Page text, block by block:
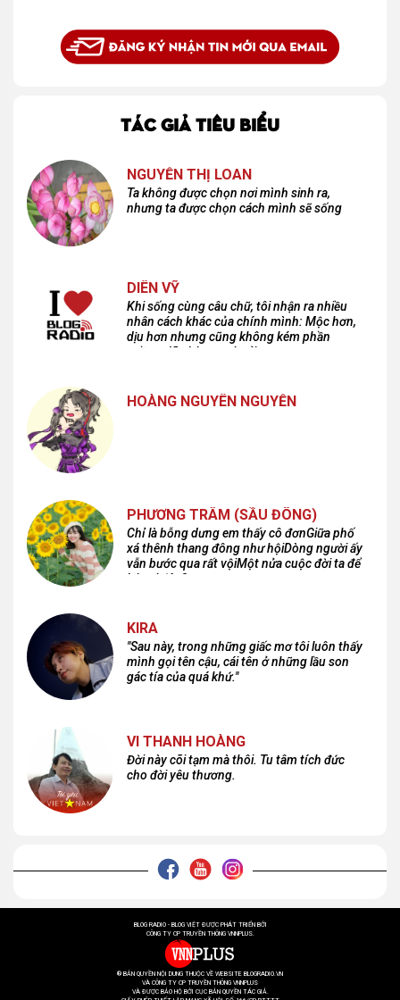
TÁC GIẢ TIÊU BIỂU
NGUYỄN THỊ LOAN
Ta không được chọn nơi mình sinh ra,
nhưng ta được chọn cách mình sẽ sống
DIÊN VỸ
Khi sống cùng câu chữ, tôi nhận ra nhiều
nhân cách khác của chính mình: Mộc hơn,
dịu hơn nhưng cũng không kém phần
cuồng dã và hoang hoải...
HOÀNG NGUYÊN NGUYỄN
PHƯƠNG TRÂM (SẦU ĐÔNG)
Chỉ là bỗng dưng em thấy cô đơnGiữa phố
xá thênh thang đông như hộiDòng người ấy
vẫn bước qua rất vộiMột nửa cuộc đời ta để
lại nơi đâu?
KIRA
"Sau này, trong những giấc mơ tôi luôn thấy
mình gọi tên cậu, cái tên ở những lầu son
gác tía của quá khứ."
VI THANH HOÀNG
Đời này cõi tạm mà thôi. Tu tâm tích đức
cho đời yêu thương.
BLOG RADIO - BLOG VIỆT ĐƯỢC PHÁT TRIỂN BỞI
CÔNG TY CP TRUYỀN THÔNG VNNPLUS.
® BẢN QUYỀN NỘI DUNG THUỘC VỀ WEBSITE BLOGRADIO.VN
VÀ CÔNG TY CP TRUYỀN THÔNG VNNPLUS
VÀ ĐƯỢC BẢO HỘ BỞI CỤC BẢN QUYỀN TÁC GIẢ.